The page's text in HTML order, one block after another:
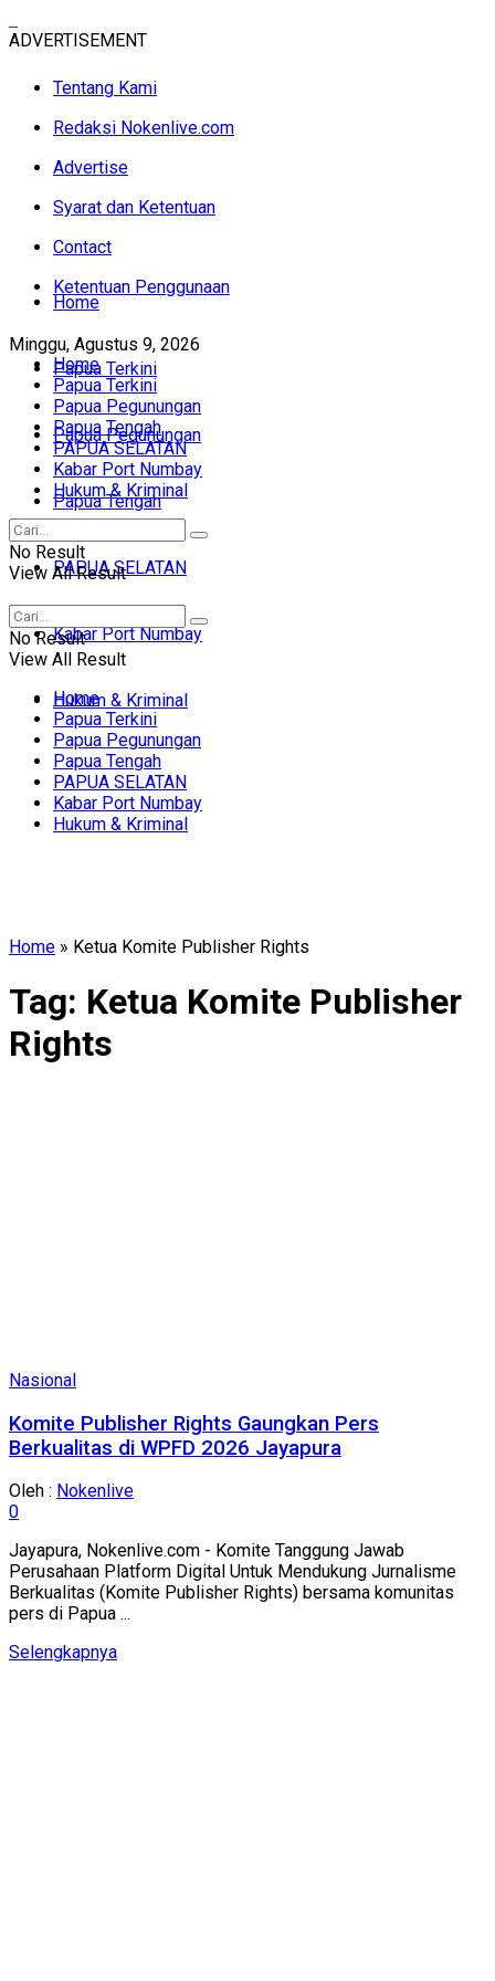
ADVERTISEMENT
Tentang Kami
Redaksi Nokenlive.com
Advertise
Syarat dan Ketentuan
Contact
Ketentuan Penggunaan
Minggu, Agustus 9, 2026
Home
Papua Terkini
Papua Pegunungan
Papua Tengah
PAPUA SELATAN
Kabar Port Numbay
Hukum & Kriminal
Home
Papua Terkini
Papua Pegunungan
Papua Tengah
PAPUA SELATAN
Kabar Port Numbay
Hukum & Kriminal
No Result
View All Result
No Result
View All Result
Home
Papua Terkini
Papua Pegunungan
Papua Tengah
PAPUA SELATAN
Kabar Port Numbay
Hukum & Kriminal
Home » Ketua Komite Publisher Rights
Tag: Ketua Komite Publisher
Rights
Nasional
Komite Publisher Rights Gaungkan Pers
Berkualitas di WPFD 2026 Jayapura
Oleh : Nokenlive
0
Jayapura, Nokenlive.com - Komite Tanggung Jawab
Perusahaan Platform Digital Untuk Mendukung Jurnalisme
Berkualitas (Komite Publisher Rights) bersama komunitas
pers di Papua ...
SelengkapnyaDetails